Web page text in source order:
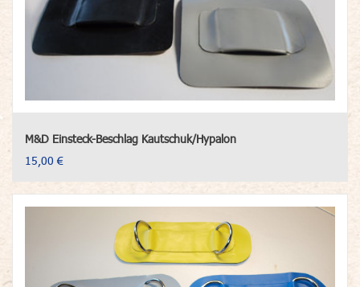
M&D Einsteck-Beschlag Kautschuk/Hypalon
15,00 €